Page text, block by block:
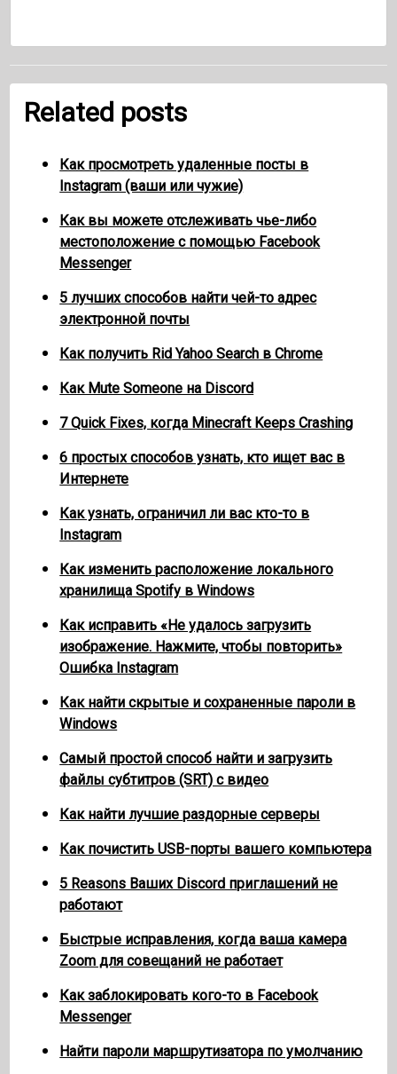
Related posts
Как просмотреть удаленные посты в
Instagram (ваши или чужие)
Как вы можете отслеживать чье-либо
местоположение с помощью Facebook
Messenger
5 лучших способов найти чей-то адрес
электронной почты
Как получить Rid Yahoo Search в Chrome
Как Mute Someone на Discord
7 Quick Fixes, когда Minecraft Keeps Crashing
6 простых способов узнать, кто ищет вас в
Интернете
Как узнать, ограничил ли вас кто-то в
Instagram
Как изменить расположение локального
хранилища Spotify в Windows
Как исправить «Не удалось загрузить
изображение. Нажмите, чтобы повторить»
Ошибка Instagram
Как найти скрытые и сохраненные пароли в
Windows
Самый простой способ найти и загрузить
файлы субтитров (SRT) с видео
Как найти лучшие раздорные серверы
Как почистить USB-порты вашего компьютера
5 Reasons Ваших Discord приглашений не
работают
Быстрые исправления, когда ваша камера
Zoom для совещаний не работает
Как заблокировать кого-то в Facebook
Messenger
Найти пароли маршрутизатора по умолчанию